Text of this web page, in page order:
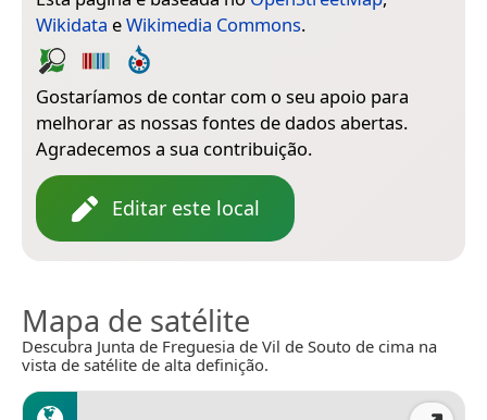
Wikidata eWikimedia Commons.
Gostaríamos de contar com o seu apoio para
melhorar as nossas fontes de dados abertas.
Agradecemos a sua contribuição.
Editar este local
Mapa de satélite
Descubra Junta de Freguesia de Vil de Souto de cima na
vista de satélite de alta definição.